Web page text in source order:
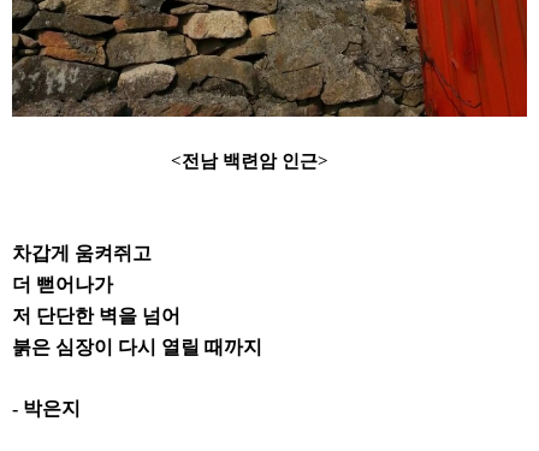
<전남 백련암 인근>
차갑게 움켜쥐고
더 뻗어나가
저 단단한 벽을 넘어
붉은 심장이 다시 열릴 때까지
- 박은지